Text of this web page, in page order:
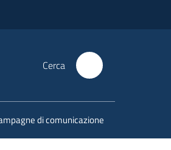
Cerca
di comunicazione